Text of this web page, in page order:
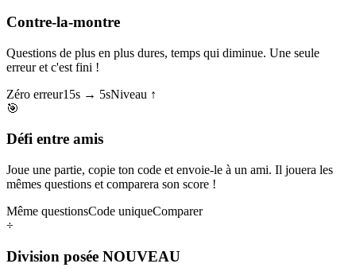
Contre-la-montre
Questions de plus en plus dures, temps qui diminue. Une seule
erreur et c'est fini !
Zéro erreur15s → 5sNiveau ↑
🎯
Défi entre amis
Joue une partie, copie ton code et envoie-le à un ami. Il jouera les
mêmes questions et comparera son score !
Même questionsCode uniqueComparer
÷
Division posée NOUVEAU